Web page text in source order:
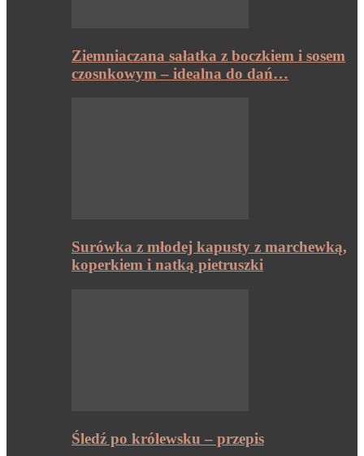
Ziemniaczana sałatka z boczkiem i sosem
czosnkowym – idealna do dań…
Surówka z młodej kapusty z marchewką,
koperkiem i natką pietruszki
Śledź po królewsku – przepis